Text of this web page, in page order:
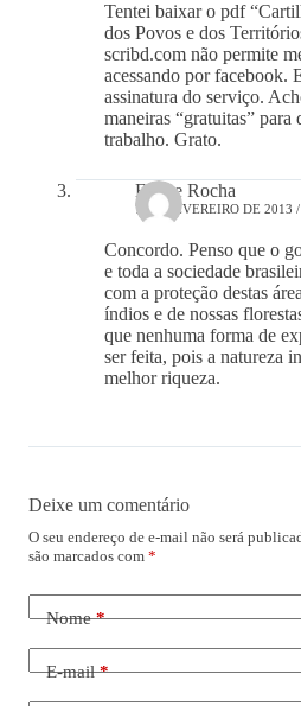
Tentei baixar o pdf
dos Povos e dos
scribd.com não permite
acessando por facebook.
assinatura do serviço.
maneiras “gratuitas”
trabalho. Grato.
Eliane Rocha
7 DE FEVEREIRO DE 2013
Concordo. Penso que o
e toda a sociedade
com a proteção destas
índios e de nossas
que nenhuma forma de
ser feita, pois a natureza
melhor riqueza.
Deixe um comentário
O seu endereço de e-mail não será
são marcados com *
Nome*
E-mail*